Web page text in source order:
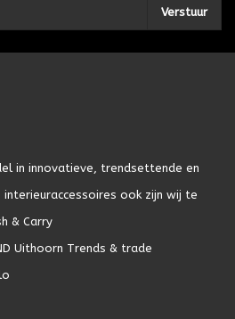
Verstuur
in innovatieve, trendsettende en
ook zijn wij te
& Carry
Uithoorn Trends & trade